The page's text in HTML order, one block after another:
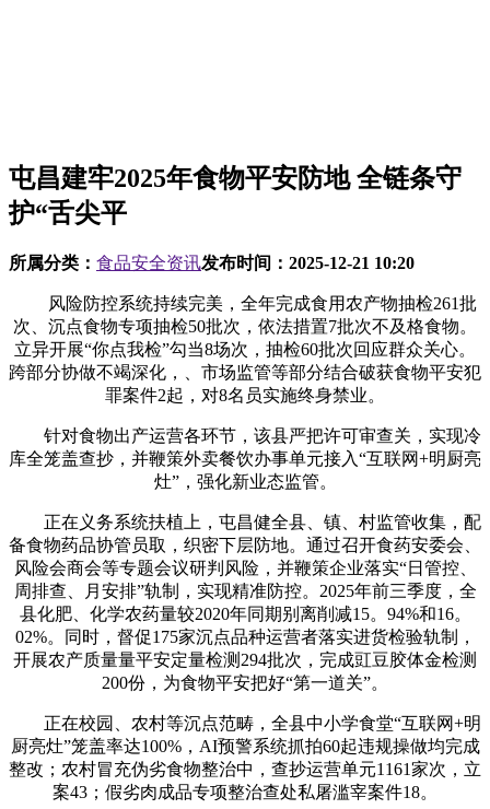
屯昌建牢2025年食物平安防地 全链条守
护“舌尖平
所属分类： 食品安全资讯发布时间： 2025-12-21 10:20
风险防控系统持续完美，全年完成食用农产物抽检261批
次、沉点食物专项抽检50批次，依法措置7批次不及格食物。
立异开展“你点我检”勾当8场次，抽检60批次回应群众关心。
跨部分协做不竭深化，、市场监管等部分结合破获食物平安犯
罪案件2起，对8名员实施终身禁业。
针对食物出产运营各环节，该县严把许可审查关，实现冷
库全笼盖查抄，并鞭策外卖餐饮办事单元接入“互联网+明厨亮
灶”，强化新业态监管。
正在义务系统扶植上，屯昌健全县、镇、村监管收集，配
备食物药品协管员取，织密下层防地。通过召开食药安委会、
风险会商会等专题会议研判风险，并鞭策企业落实“日管控、
周排查、月安排”轨制，实现精准防控。2025年前三季度，全
县化肥、化学农药量较2020年同期别离削减15。94%和16。
02%。同时，督促175家沉点品种运营者落实进货检验轨制，
开展农产质量量平安定量检测294批次，完成豇豆胶体金检测
200份，为食物平安把好“第一道关”。
正在校园、农村等沉点范畴，全县中小学食堂“互联网+明
厨亮灶”笼盖率达100%，AI预警系统抓拍60起违规操做均完成
整改；农村冒充伪劣食物整治中，查抄运营单元1161家次，立
案43；假劣肉成品专项整治查处私屠滥宰案件18。